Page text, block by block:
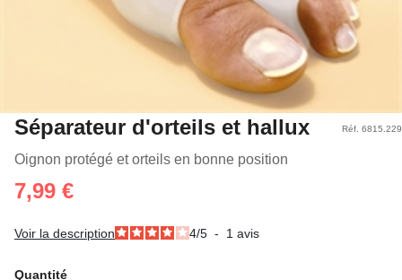
Séparateur d'orteils et hallux
Oignon protégé et orteils en bonne position
Réf. 6815.229
7,99 €
Voir la description 4/5 - 1 avis
Quantité